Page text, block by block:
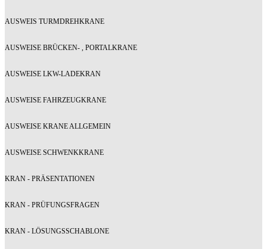
AUSWEIS TURMDREHKRANE
AUSWEISE BRÜCKEN- , PORTALKRANE
AUSWEISE LKW-LADEKRAN
AUSWEISE FAHRZEUGKRANE
AUSWEISE KRANE ALLGEMEIN
AUSWEISE SCHWENKKRANE
KRAN - PRÄSENTATIONEN
KRAN - PRÜFUNGSFRAGEN
KRAN - LÖSUNGSSCHABLONE